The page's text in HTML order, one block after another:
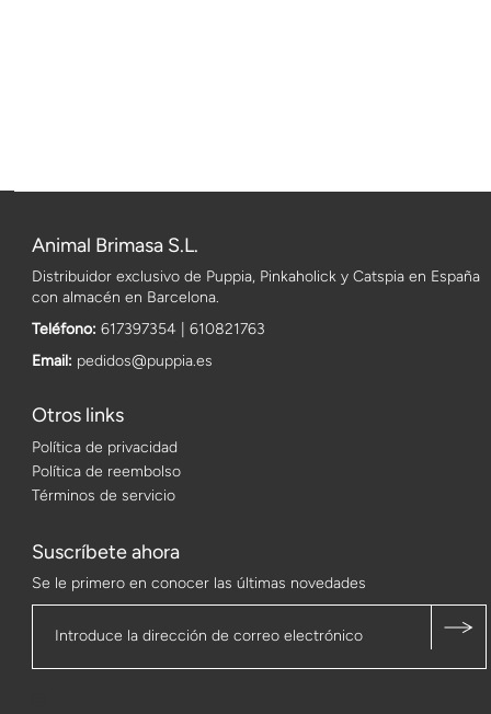
Animal Brimasa S.L.
Distribuidor exclusivo de Puppia, Pinkaholick y Catspia en España
con almacén en Barcelona.
Teléfono: 617397354 | 610821763
Email: pedidos@puppia.es
Otros links
Política de privacidad
Política de reembolso
Términos de servicio
Suscríbete ahora
Se le primero en conocer las últimas novedades